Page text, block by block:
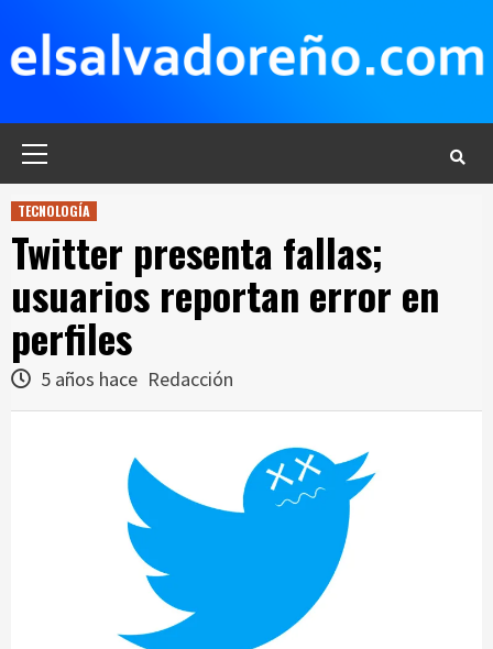
contenido
TECNOLOGÍA
Twitter presenta fallas;
usuarios reportan error en
perfiles
5 años hace Redacción